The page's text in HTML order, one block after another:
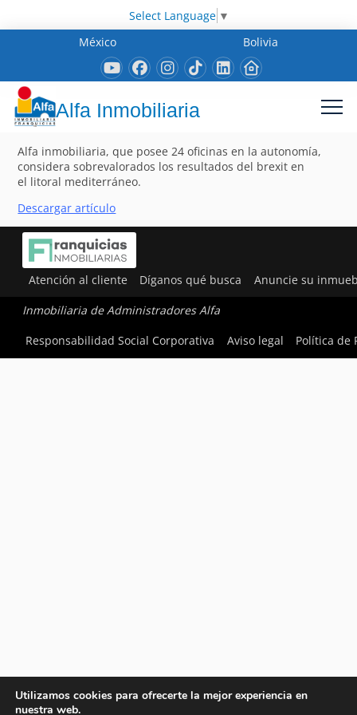
Select Language ▼
México
Bolivia
Alfa Inmobiliaria
Alfa inmobiliaria, que posee 24 oficinas en la autonomía,
considera sobrevalorados los resultados del brexit en
el litoral mediterráneo.
Descargar artículo
Atención al cliente Díganos qué busca Anuncie su
Inmobiliaria de Administradores Alfa
Responsabilidad Social Corporativa
Aviso legal Política de
Utilizamos cookies para ofrecerte la mejor experiencia en
nuestra web.